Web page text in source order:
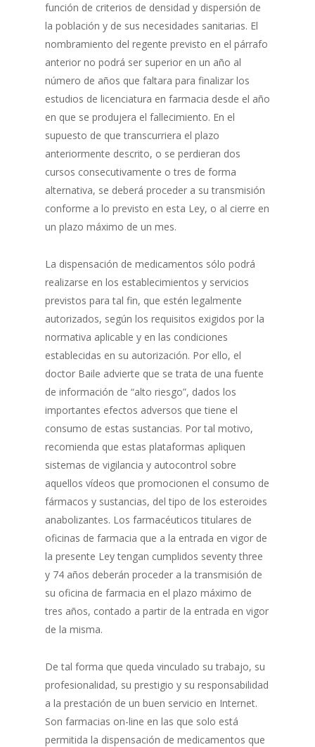
función de criterios de densidad y dispersión de
la población y de sus necesidades sanitarias. El
nombramiento del regente previsto en el párrafo
anterior no podrá ser superior en un año al
número de años que faltara para finalizar los
estudios de licenciatura en farmacia desde el año
en que se produjera el fallecimiento. En el
supuesto de que transcurriera el plazo
anteriormente descrito, o se perdieran dos
cursos consecutivamente o tres de forma
alternativa, se deberá proceder a su transmisión
conforme a lo previsto en esta Ley, o al cierre en
un plazo máximo de un mes.
La dispensación de medicamentos sólo podrá
realizarse en los establecimientos y servicios
previstos para tal fin, que estén legalmente
autorizados, según los requisitos exigidos por la
normativa aplicable y en las condiciones
establecidas en su autorización. Por ello, el
doctor Baile advierte que se trata de una fuente
de información de “alto riesgo”, dados los
importantes efectos adversos que tiene el
consumo de estas sustancias. Por tal motivo,
recomienda que estas plataformas apliquen
sistemas de vigilancia y autocontrol sobre
aquellos vídeos que promocionen el consumo de
fármacos y sustancias, del tipo de los esteroides
anabolizantes. Los farmacéuticos titulares de
oficinas de farmacia que a la entrada en vigor de
la presente Ley tengan cumplidos seventy three
y 74 años deberán proceder a la transmisión de
su oficina de farmacia en el plazo máximo de
tres años, contado a partir de la entrada en vigor
de la misma.
De tal forma que queda vinculado su trabajo, su
profesionalidad, su prestigio y su responsabilidad
a la prestación de un buen servicio en Internet.
Son farmacias on-line en las que solo está
permitida la dispensación de medicamentos que